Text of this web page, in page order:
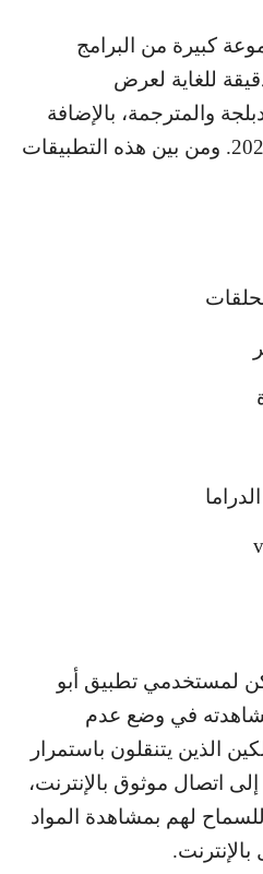
كبيرة من البرامج
للغاية لعرض
والمترجمة، بالإضافة
إلى مسلسلات رمضان 2024. ومن بين هذه التطبيقات
لمستخدمي تطبيق أبو
في وضع عدم
الذين يتنقلون باستمرار
اتصال موثوق بالإنترنت،
لهم بمشاهدة المواد